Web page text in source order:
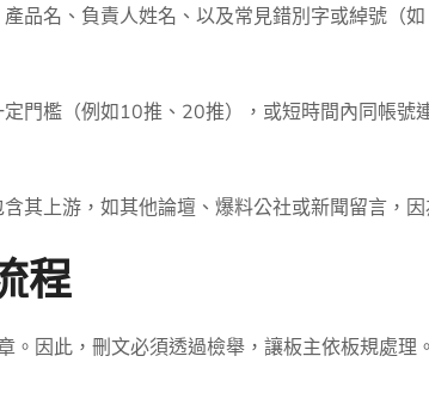
品名、負責人姓名、以及常見錯別字或綽號（
定門檻（例如10推、20推），或短時間內同帳
其上游，如其他論壇、爆料公社或新聞留言，
程
因此，刪文必須透過檢舉，讓板主依板規處理。